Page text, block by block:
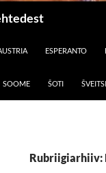
ESPERANTO
SOOME ŠOTI ŠVEITSI
Rubriigiarhiiv: